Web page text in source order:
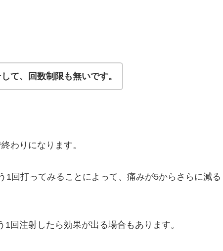
て、回数制限も無いです。
わりになります。
1回打ってみることによって、痛みが5からさらに減る
回注射したら効果が出る場合もあります。